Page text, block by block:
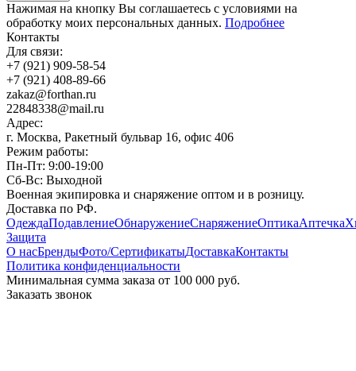
Нажимая на кнопку Вы соглашаетесь с условиями на
обработку моих персональных данных. Подробнее
Контакты
Для связи:
+7 (921) 909-58-54
+7 (921) 408-89-66
zakaz@forthan.ru
22848338@mail.ru
Адрес:
г. Москва, Ракетный бульвар 16, офис 406
Режим работы:
Пн-Пт: 9:00-19:00
Сб-Вс: Выходной
Военная экипировка и снаряжение оптом и в розницу.
Доставка по РФ.
ОдеждаПодавлениеОбнаружениеСнаряжениеОптикаАптечка
Защита
О насБрендыФото/СертификатыДоставкаКонтакты
Политика конфиденциальности
Минимальная сумма заказа от 100 000 руб.
Заказать звонок